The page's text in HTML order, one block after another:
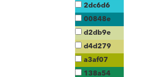
2dc6d6
00848e
d2db9e
d4d279
a3af07
138a54